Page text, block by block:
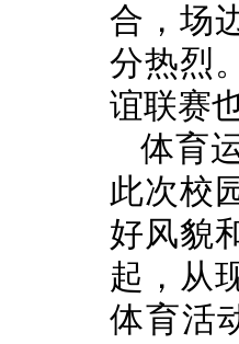
合，场
分热烈
谊联赛
体育
此次校
好风貌
起，从
体育活